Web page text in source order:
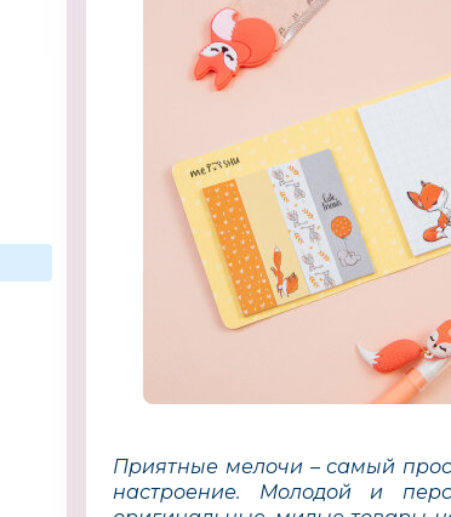
Приятные мелочи – самый
настроение. Молодой и